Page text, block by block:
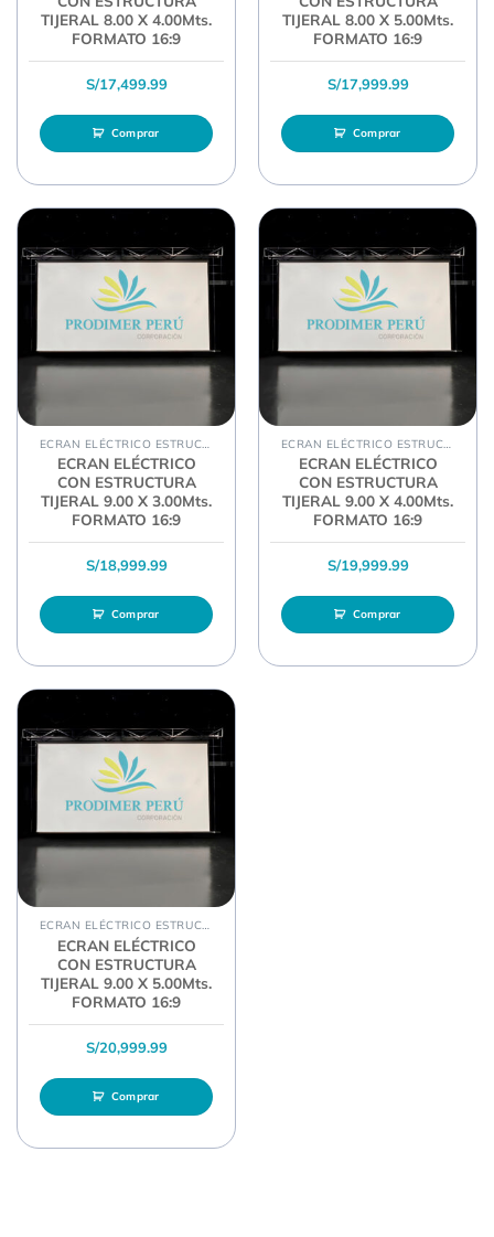
TIJERAL 8.00 X 4.00Mts.
FORMATO 16:9
S/17,499.99
Comprar
TIJERAL 8.00 X 5.00Mts.
FORMATO 16:9
S/17,999.99
Comprar
ECRAN ELÉCTRICO ESTRUCTURA TIJERAL
ECRAN ELÉCTRICO
CON ESTRUCTURA
TIJERAL 9.00 X 3.00Mts.
FORMATO 16:9
S/18,999.99
Comprar
ECRAN ELÉCTRICO ESTRUCTURA TIJERAL
ECRAN ELÉCTRICO
CON ESTRUCTURA
TIJERAL 9.00 X 4.00Mts.
FORMATO 16:9
S/19,999.99
Comprar
ECRAN ELÉCTRICO ESTRUCTURA TIJERAL
ECRAN ELÉCTRICO
CON ESTRUCTURA
TIJERAL 9.00 X 5.00Mts.
FORMATO 16:9
S/20,999.99
Comprar